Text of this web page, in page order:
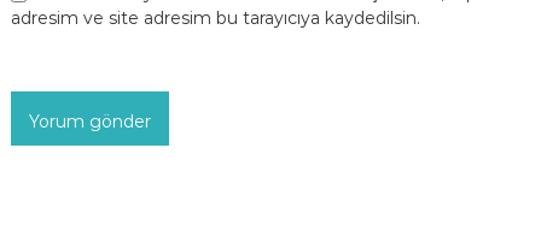
adresim ve site adresim bu tarayıcıya kaydedilsin.